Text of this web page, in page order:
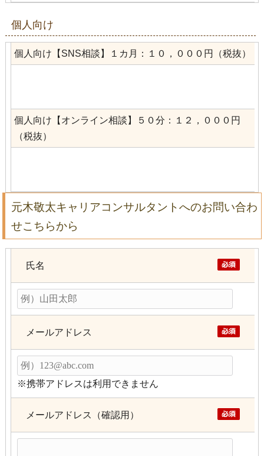
個人向け
個人向け【SNS相談】１カ月：１０，０００円（税抜）
個人向け【オンライン相談】５０分：１２，０００円
（税抜）
元木敬太キャリアコンサルタントへのお問い合わ
せこちらから
氏名
メールアドレス
※携帯アドレスは利用できません
メールアドレス（確認用）